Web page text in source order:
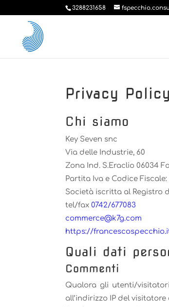
3288231658
Privacy Policy
Chi siamo
Key Seven snc
Via delle Industrie, 60
Zona Ind. S.Eraclio 06034
Partita Iva e Codice Fiscale:
Società iscritta al Registro
tel/fax0742/677083
moc.g7k
@ecremmoc
https://
Quali dati
Commenti
Qualora gli utenti/
all’indirizzo IP del